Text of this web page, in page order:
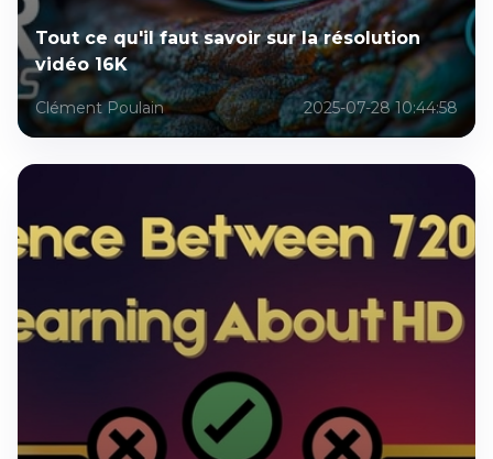
Tout ce qu'il faut savoir sur la résolution
vidéo 16K
Clément Poulain 2025-07-28 10:44:58